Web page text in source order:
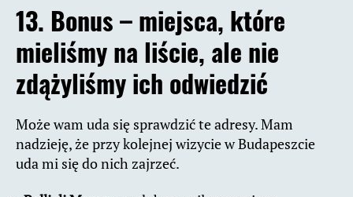
13. Bonus – miejsca, które
mieliśmy na liście, ale nie
zdążyliśmy ich odwiedzić
Może wam uda się sprawdzić te adresy. Mam
nadzieję, że przy kolejnej wizycie w Budapeszcie
uda mi się do nich zajrzeć.